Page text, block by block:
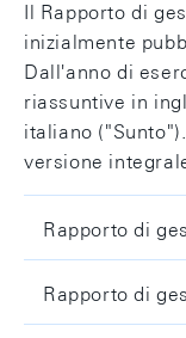
Il Rapporto di
inizialmente
Dall'anno di
riassuntive in
italiano
versione
Rapporto di
Rapporto di